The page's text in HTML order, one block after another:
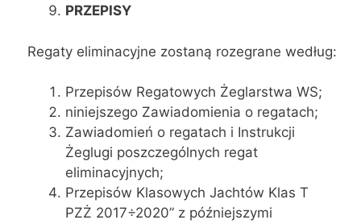
PRZEPISY
Regaty eliminacyjne zostaną rozegrane według:
Przepisów Regatowych Żeglarstwa WS;
niniejszego Zawiadomienia o regatach;
Zawiadomień o regatach i Instrukcji
Żeglugi poszczególnych regat
eliminacyjnych;
Przepisów Klasowych Jachtów Klas T
PZŻ 2017÷2020” z późniejszymi